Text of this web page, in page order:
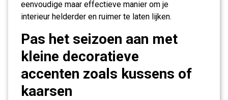
eenvoudige maar effectieve manier om je
interieur helderder en ruimer te laten lijken.
Pas het seizoen aan met
kleine decoratieve
accenten zoals kussens of
kaarsen